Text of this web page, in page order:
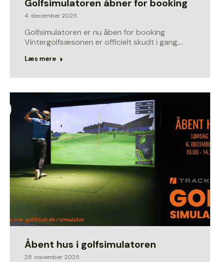
Golfsimulatoren åbner for booking
4. december 2025
Golfsimulatoren er nu åben for booking
Vintergolfsæsonen er officielt skudt i gang,…
Læs mere
Åbent hus i golfsimulatoren
28. november 2025